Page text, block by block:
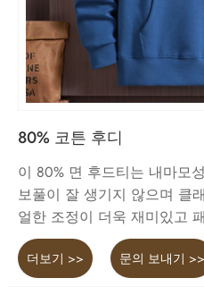
80% 코튼 후디
이 80% 면 후드티는 내마모
보풀이 잘 생기지 않으며 클
얼한 조정이 더욱 재미있고
더보기 >> 문의 보내기 >>